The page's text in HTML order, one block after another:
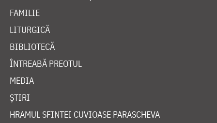
FAMILIE
LITURGICĂ
BIBLIOTECĂ
ÎNTREABĂ PREOTUL
MEDIA
ȘTIRI
HRAMUL SFINTEI CUVIOASE PARASCHEVA